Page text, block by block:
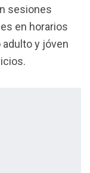
sesiones
en horarios
y jóven